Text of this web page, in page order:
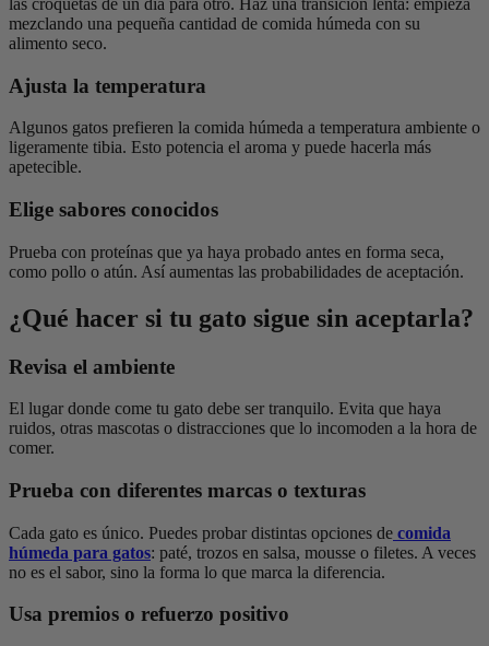
las croquetas de un día para otro. Haz una transición lenta: empieza
mezclando una pequeña cantidad de comida húmeda con su
alimento seco.
Ajusta la temperatura
Algunos gatos prefieren la comida húmeda a temperatura ambiente o
ligeramente tibia. Esto potencia el aroma y puede hacerla más
apetecible.
Elige sabores conocidos
Prueba con proteínas que ya haya probado antes en forma seca,
como pollo o atún. Así aumentas las probabilidades de aceptación.
¿Qué hacer si tu gato sigue sin aceptarla?
Revisa el ambiente
El lugar donde come tu gato debe ser tranquilo. Evita que haya
ruidos, otras mascotas o distracciones que lo incomoden a la hora de
comer.
Prueba con diferentes marcas o texturas
Cada gato es único. Puedes probar distintas opciones de comida
húmeda para gatos: paté, trozos en salsa, mousse o filetes. A veces
no es el sabor, sino la forma lo que marca la diferencia.
Usa premios o refuerzo positivo